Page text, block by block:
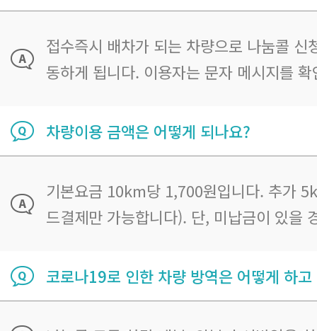
접수즉시 배차가 되는 차량으로 나눔콜
동하게 됩니다. 이용자는 문자 메시지를
차량이용 금액은 어떻게 되나요?
기본요금 10km당 1,700원입니다. 추가
드결제만 가능합니다). 단, 미납금이 있을
코로나19로 인한 차량 방역은 어떻게 하고